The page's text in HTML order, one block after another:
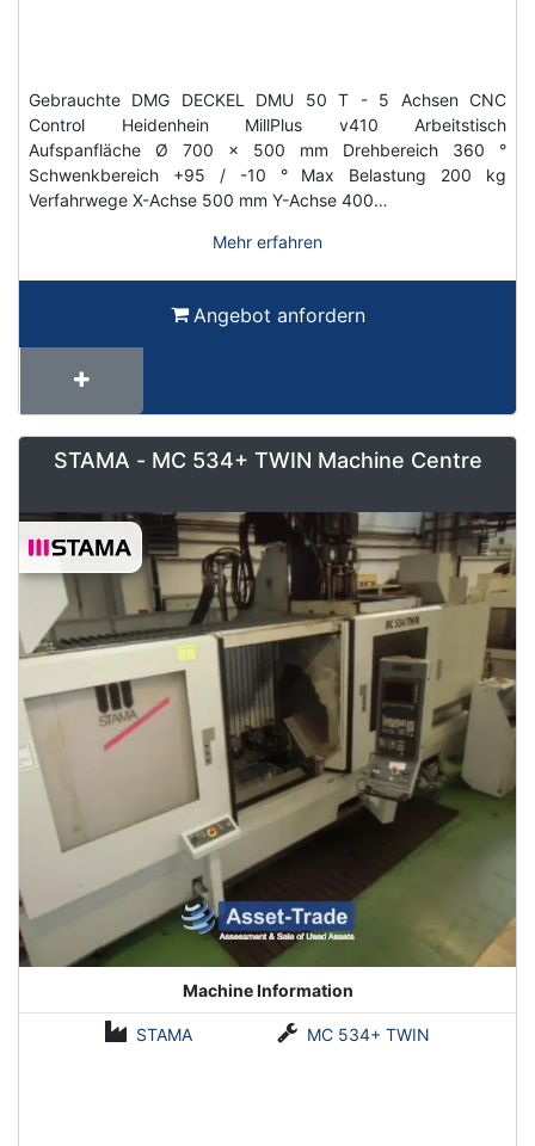
Gebrauchte DMG DECKEL DMU 50 T - 5 Achsen CNC
Control Heidenhein MillPlus v410 Arbeitstisch
Aufspanfläche Ø 700 x 500 mm Drehbereich 360 °
Schwenkbereich +95 / -10 ° Max Belastung 200 kg
Verfahrwege X-Achse 500 mm Y-Achse 400…
Mehr erfahren
Angebot anfordern
STAMA - MC 534+ TWIN Machine Centre
Machine Information
STAMA MC 534+ TWIN